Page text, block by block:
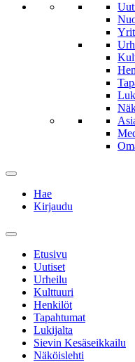
Hae
Kirjaudu
Etusivu
Uutiset
Urheilu
Kulttuuri
Henkilöt
Tapahtumat
Lukijalta
Sievin Kesäseikkailu
Näköislehti